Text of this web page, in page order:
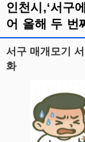
인천시,‘서구
어 올해 두 번
서구 매개모기
화